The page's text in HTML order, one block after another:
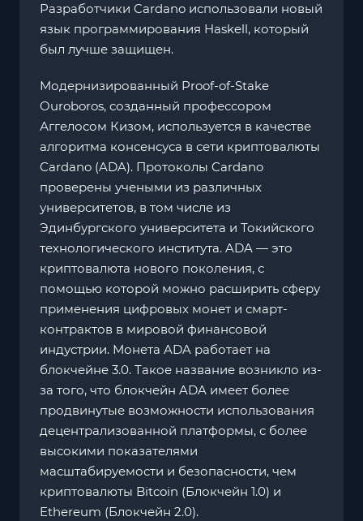
Разработчики Cardano использовали новый
язык программирования Haskell, который
был лучше защищен.
Модернизированный Proof-of-Stake
Ouroboros, созданный профессором
Аггелосом Кизом, используется в качестве
алгоритма консенсуса в сети криптовалюты
Cardano (ADA). Протоколы Cardano
проверены учеными из различных
университетов, в том числе из
Эдинбургского университета и Токийского
технологического института. ADA — это
криптовалюта нового поколения, с
помощью которой можно расширить сферу
применения цифровых монет и смарт-
контрактов в мировой финансовой
индустрии. Монета ADA работает на
блокчейне 3.0. Такое название возникло из-
за того, что блокчейн ADA имеет более
продвинутые возможности использования
децентрализованной платформы, с более
высокими показателями
масштабируемости и безопасности, чем
криптовалюты Bitcoin (Блокчейн 1.0) и
Ethereum (Блокчейн 2.0).